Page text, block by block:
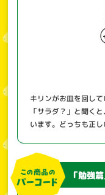
キリンがお皿を回し
「サラダ？」と聞く
います。どっちも正し
「勉強篇